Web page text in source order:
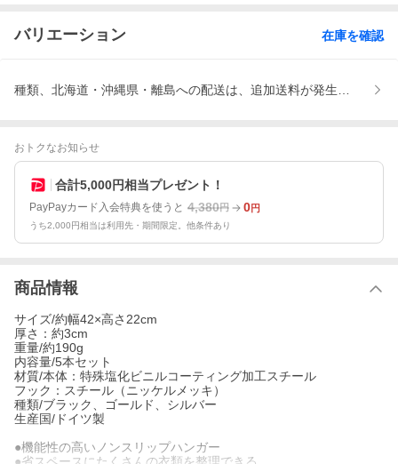
バリエーション 在庫を確認
種類、北海道・沖縄県・離島への配送は、追加送料が発生します
おトクなお知らせ
合計5,000円相当プレゼント！
PayPayカード入会特典を使うと 4,380円 0円
うち2,000円相当は利用先・期間限定。他条件あり
商品情報
サイズ/約幅42×高さ22cm
厚さ：約3cm
重量/約190g
内容量/5本セット
材質/本体：特殊塩化ビニルコーティング加工スチール
フック：スチール（ニッケルメッキ）
種類/ブラック、ゴールド、シルバー
生産国/ドイツ製
●機能性の高いノンスリップハンガー